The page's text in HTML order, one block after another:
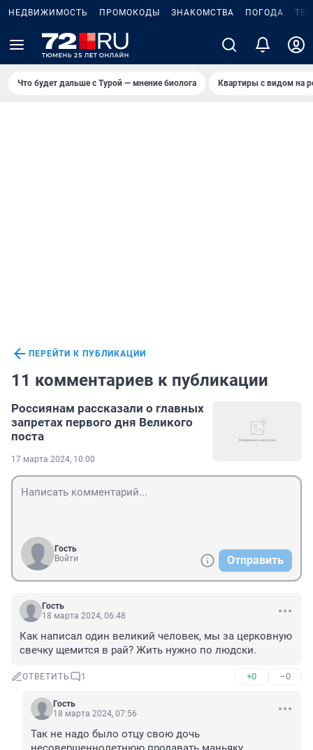
НЕДВИЖИМОСТЬ ПРОМОКОДЫ ЗНАКОМСТВА ПОГОДА
Что будет дальше с Турой — мнение биолога Квартиры с видом на
ПЕРЕЙТИ К ПУБЛИКАЦИИ
11 комментариев к публикации
Россиянам рассказали о главных
запретах первого дня Великого
поста
17 марта 2024, 10:00
Гость
Войти
Отправить
Гость
18 марта 2024, 06:48
Как написал один великий человек, мы за церковную
свечку щемится в рай? Жить нужно по людски.
ОТВЕТИТЬ 1 +0 –0
Гость
18 марта 2024, 07:56
Так не надо было отцу свою дочь